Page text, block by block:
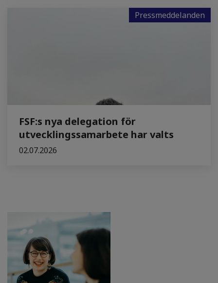
Pressmeddelanden
FSF:s nya delegation för
utvecklingssamarbete har valts
02.07.2026